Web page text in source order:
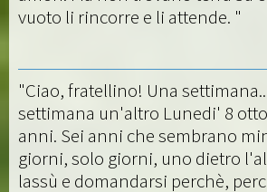
vuoto li rincorre e li attende. "
"Ciao, fratellino! Una
settimana un'altro Lunedi' 8
anni. Sei anni che sembrano
giorni, solo giorni, uno dietro
lassù e domandarsi perchè,